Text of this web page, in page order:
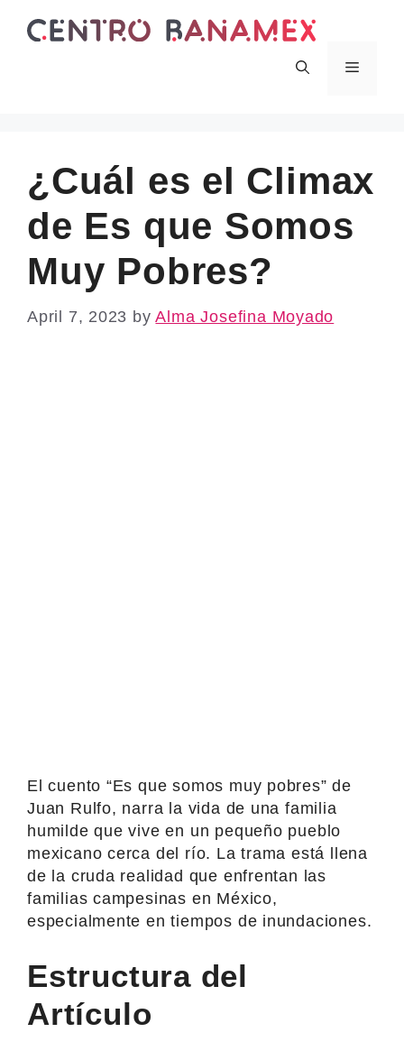
Menu
¿Cuál es el Climax
de Es que Somos
Muy Pobres?
April 7, 2023 byAlma Josefina Moyado
El cuento “Es que somos muy pobres” de
Juan Rulfo, narra la vida de una familia
humilde que vive en un pequeño pueblo
mexicano cerca del río. La trama está llena
de la cruda realidad que enfrentan las
familias campesinas en México,
especialmente en tiempos de inundaciones.
Estructura del
Artículo